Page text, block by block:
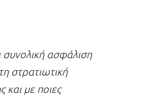
συνολική ασφάλιση
στρατιωτική
με ποιες